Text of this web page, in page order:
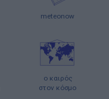
meteonow
ο καιρός
στον κόσμο